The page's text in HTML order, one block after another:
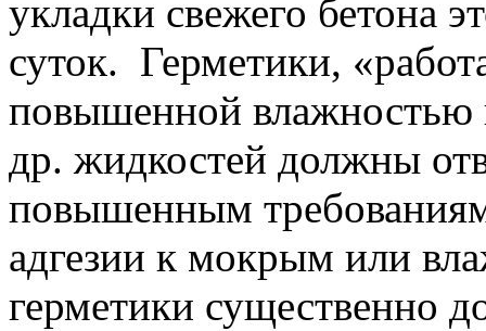
укладки свежего бетона
суток. Герметики,
повышенной влажностью
др. жидкостей должны
повышенным
адгезии к мокрым или
герметики существенно